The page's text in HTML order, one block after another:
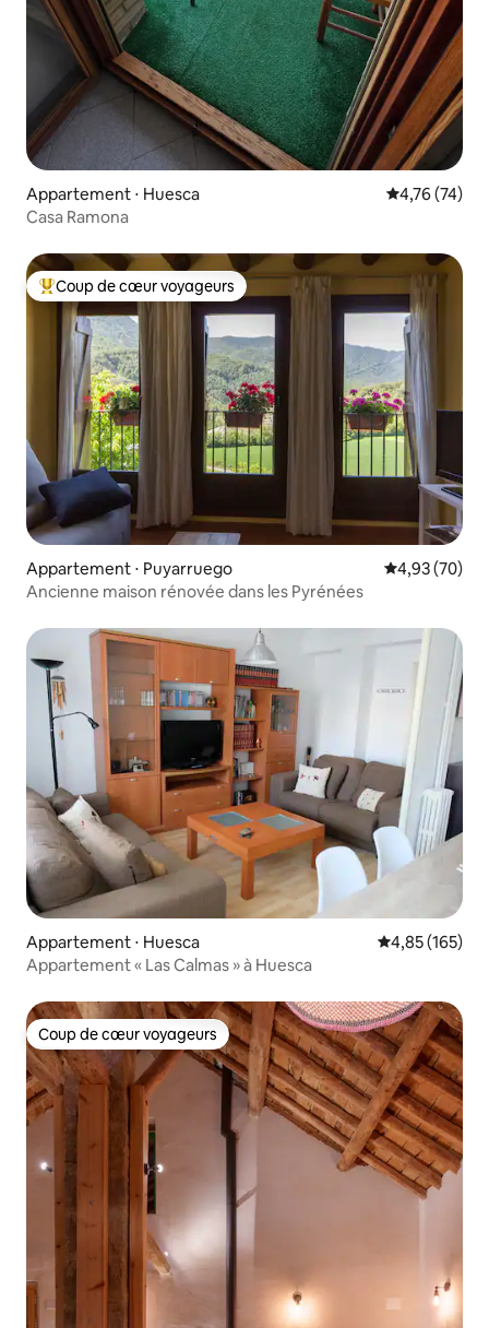
Appartement ⋅ Huesca Évaluation
4,76 (74)
Casa Ramona
Coups de cœur voyageurs les plus appréciés
Coup de cœur voyageurs
Appartement ⋅ Puyarruego Évaluation
4,93 (70)
Ancienne maison rénovée dans les Pyrénées
Appartement ⋅ Huesca Évaluation
4,85 (165)
Appartement « Las Calmas » à Huesca
Coup de cœur voyageurs
Coup de cœur voyageurs